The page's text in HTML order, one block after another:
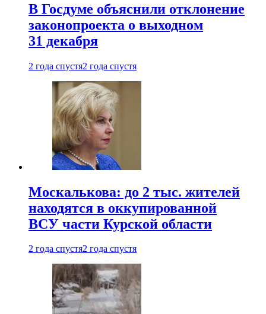
В Госдуме объяснили отклонение
законопроекта о выходном
31 декабря
2 года спустя2 года спустя
Москалькова: до 2 тыс. жителей
находятся в оккупированной
ВСУ части Курской области
2 года спустя2 года спустя